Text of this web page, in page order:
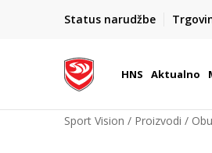
Status narudžbe
Dostava 1,50 €
| Više
HNS Aktualno
Sport Vision Proizvodi